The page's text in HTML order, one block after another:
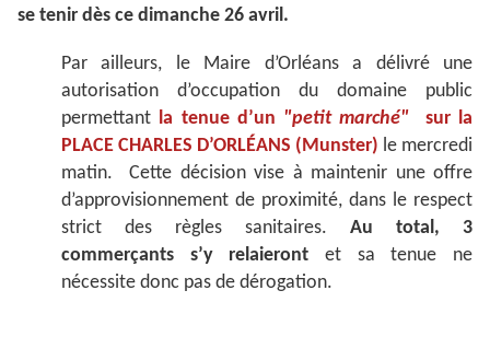
se tenir dès ce dimanche 26 avril.
Par ailleurs, le Maire d’Orléans a délivré une
autorisation d’occupation du domaine public
permettant la tenue d’un "petit marché" sur la
PLACE CHARLES D’ORLÉANS (Munster) le mercredi
matin. Cette décision vise à maintenir une offre
d’approvisionnement de proximité, dans le respect
strict des règles sanitaires. Au total, 3
commerçants s’y relaieront et sa tenue ne
nécessite donc pas de dérogation.